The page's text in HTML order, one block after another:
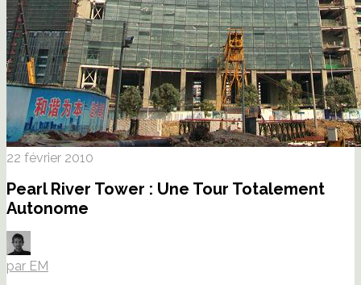
22 février 2010
Pearl River Tower : Une Tour Totalement
Autonome
par EM